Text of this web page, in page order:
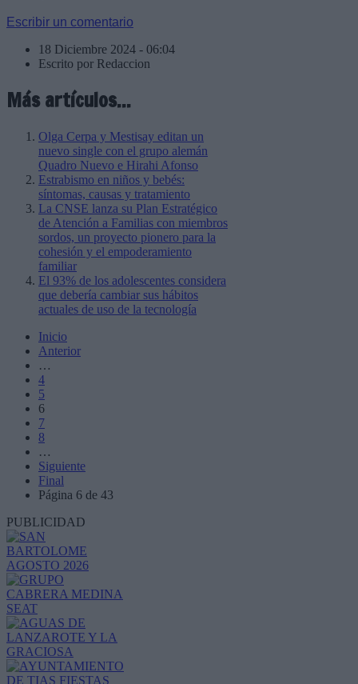
Escribir un comentario
18 Diciembre 2024 - 06:04
Escrito por Redaccion
Más artículos...
Olga Cerpa y Mestisay editan un
nuevo single con el grupo alemán
Quadro Nuevo e Hirahi Afonso
Estrabismo en niños y bebés:
síntomas, causas y tratamiento
La CNSE lanza su Plan Estratégico
de Atención a Familias con miembros
sordos, un proyecto pionero para la
cohesión y el empoderamiento
familiar
El 93% de los adolescentes considera
que debería cambiar sus hábitos
actuales de uso de la tecnología
Inicio
Anterior
…
4
5
6
7
8
…
Siguiente
Final
Página 6 de 43
PUBLICIDAD